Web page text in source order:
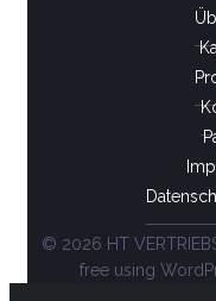
© 2026 HT
free using